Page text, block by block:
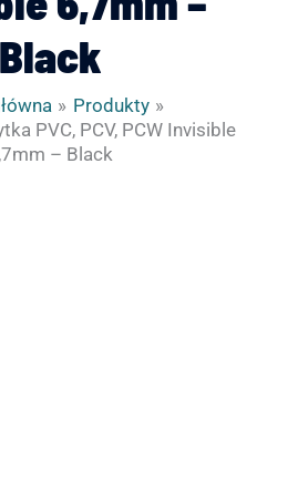
Black
Produkty
PVC, PCV, PCW Invisible
– Black